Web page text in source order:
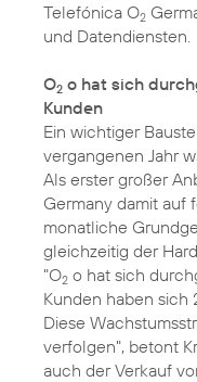
Telefónica O2
und Datendiensten.
O2 o hat sich
Kunden
Ein wichtiger
vergangenen Jahr
Als erster großer
Germany damit auf
monatliche
gleichzeitig der
"O2 o hat sich
Kunden haben sich
Diese
verfolgen", betont
auch der Verkauf